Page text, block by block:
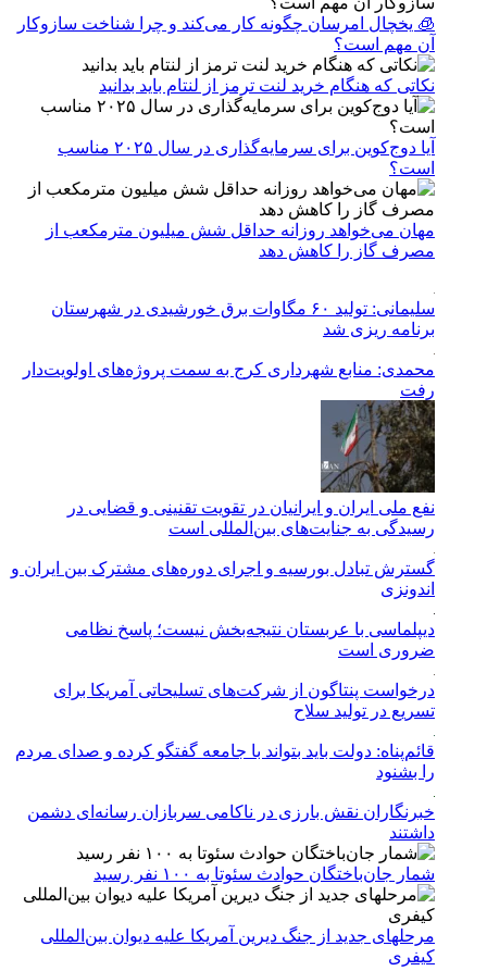
🧊 یخچال امرسان چگونه کار می‌کند و چرا شناخت سازوکار
آن مهم است؟
نکاتی که هنگام خرید لنت ترمز از لنتام باید بدانید
آیا دوج‌کوین برای سرمایه‌گذاری در سال ۲۰۲۵ مناسب
است؟
مهان می‌خواهد روزانه حداقل شش میلیون مترمکعب از
مصرف گاز را کاهش دهد
سلیمانی: تولید ۶۰ مگاوات برق خورشیدی در شهرستان
برنامه ریزی شد
محمدی: منابع شهرداری کرج به سمت پروژه‌های اولویت‌دار
رفت
نفع ملی ایران و ایرانیان در تقویت تقنینی و قضایی در
رسیدگی به جنایت‌های بین‌المللی است
گسترش تبادل بورسیه و اجرای دوره‌های مشترک بین ایران و
اندونزی
دیپلماسی با عربستان نتیجه‌بخش نیست؛ پاسخ نظامی
ضروری است
درخواست پنتاگون از شرکت‌های تسلیحاتی آمریکا برای
تسریع در تولید سلاح
قائم‌پناه: دولت باید بتواند با جامعه گفتگو کرده و صدای مردم
را بشنود
خبرنگاران نقش بارزی در ناکامی سربازان رسانه‌ای دشمن
داشتند
شمار جان‌باختگان حوادث سئوتا به ۱۰۰ نفر رسید
مرحله‎ای جدید از جنگ دیرین آمریکا علیه دیوان بین‌المللی
کیفری